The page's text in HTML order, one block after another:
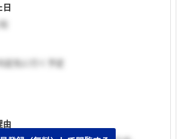
定先に行く予定
由